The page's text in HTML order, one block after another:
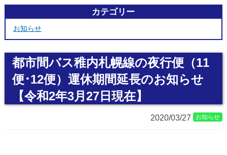
都市間バス稚内札幌線の夜行便（11
便･12便）運休期間延長のお知らせ
【令和2年3月27日現在】
2020/03/27 お知らせ
カテゴリー
お知らせ